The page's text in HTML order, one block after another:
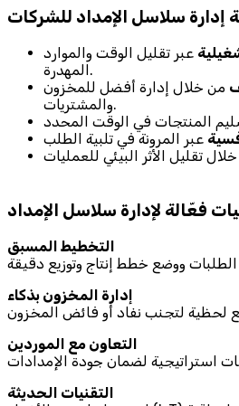
عبر تقليل الوقت والموارد
المهدرة.
من خلال إدارة أفضل للمخزون
والمشتريات.
التخطيط المسبق
إدارة المخزون بذكاء
التعاون مع الموردين
التقنيات الحديثة